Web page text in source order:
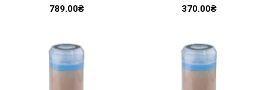
789.00₴ 370.00₴